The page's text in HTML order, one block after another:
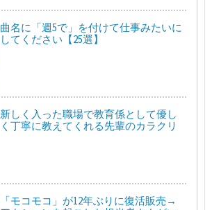
曲名に「週5で」を付けて仕事みたいに
してください【25選】
新しく入った職場で教育係として優し
く丁寧に教えてくれる先輩のカラクリ
「モコモコ」が12年ぶりに復活販売→